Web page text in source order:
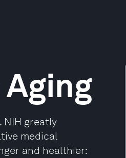
NIH greatly
medical
and healthier: